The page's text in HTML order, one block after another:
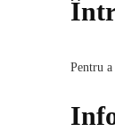
Pentru